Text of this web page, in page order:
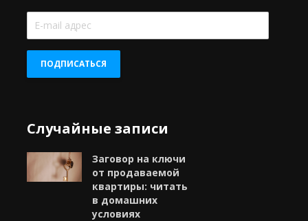
E-
mail
ПОДПИСАТЬСЯ
Случайные записи
Заговор на ключи
от продаваемой
квартиры: читать
в домашних
условиях